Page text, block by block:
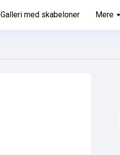
Galleri med skabeloner Mere